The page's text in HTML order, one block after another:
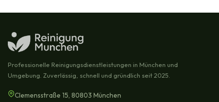
Professionelle Reinigungsdienstleistungen in München und
Umgebung. Zuverlässig, schnell und gründlich seit 2025.
Clemensstraße 15, 80803 München